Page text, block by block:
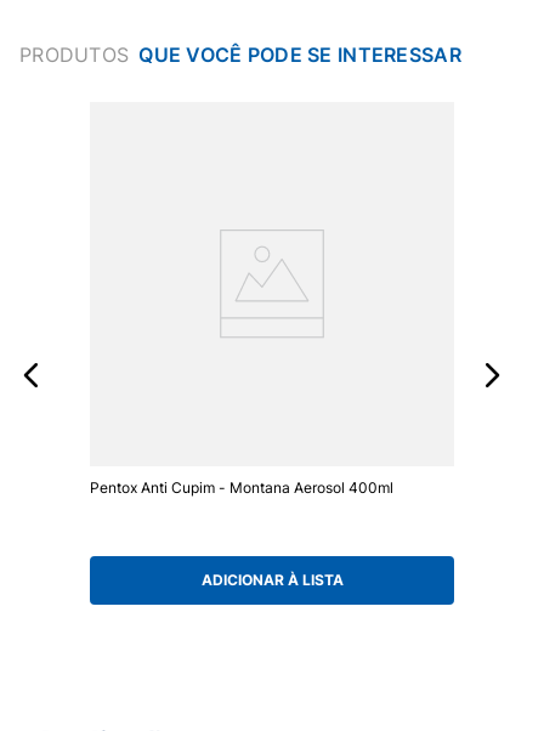
PRODUTOS
Pentox Anti Cupim - Montana Aerosol 400ml
ADICIONAR À LISTA